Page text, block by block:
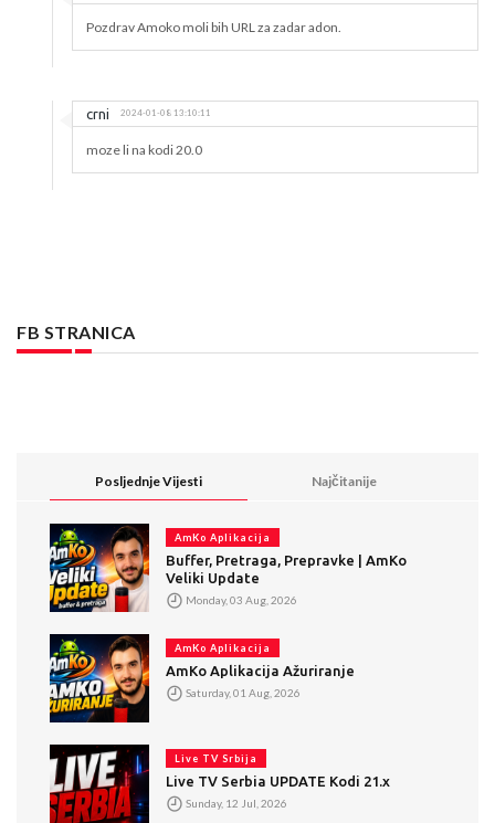
Pozdrav Amoko moli bih URL za zadar adon.
crni 2024-01-08 13:10:11
moze li na kodi 20.0
FB STRANICA
Posljednje Vijesti Najčitanije
AmKo Aplikacija
Buffer, Pretraga, Prepravke | AmKo
Veliki Update
Monday, 03 Aug, 2026
AmKo Aplikacija
AmKo Aplikacija Ažuriranje
Saturday, 01 Aug, 2026
Live TV Srbija
Live TV Serbia UPDATE Kodi 21.x
Sunday, 12 Jul, 2026